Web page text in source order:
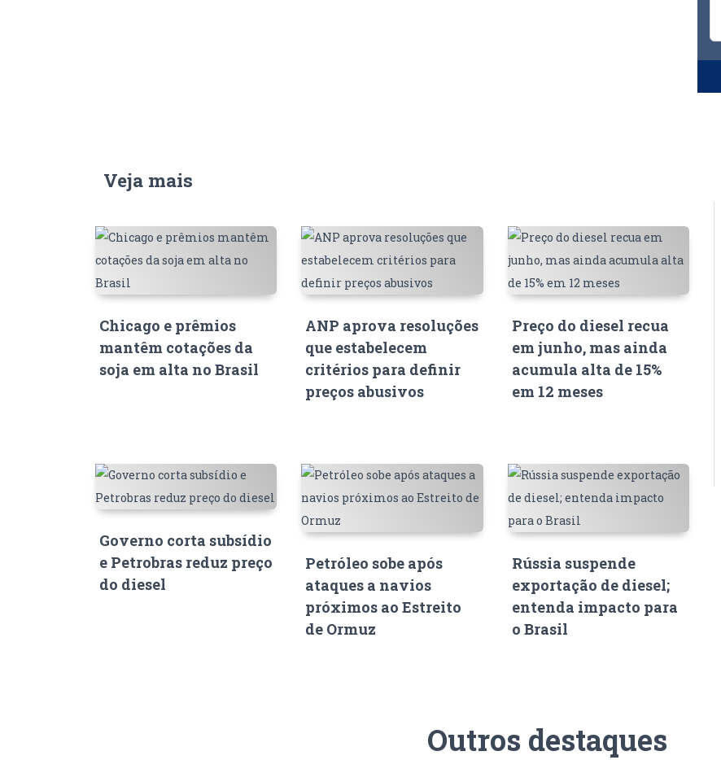
Veja mais
Chicago e prêmios
mantêm cotações da
soja em alta no Brasil
ANP aprova resoluções
que estabelecem
critérios para definir
preços abusivos
Preço do diesel recua
em junho, mas ainda
acumula alta de 15%
em 12 meses
Governo corta subsídio
e Petrobras reduz preço
do diesel
Petróleo sobe após
ataques a navios
próximos ao Estreito
de Ormuz
Rússia suspende
exportação de diesel;
entenda impacto para
o Brasil
Outros destaques